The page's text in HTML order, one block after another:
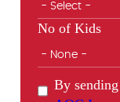
No of Kids
By